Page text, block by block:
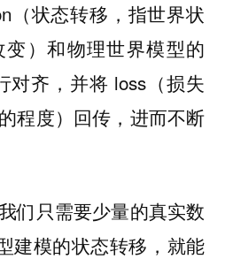
（状态转移，指世界状
）和物理世界模型的
对齐，并将 loss（损失
程度）回传，进而不断
们只需要少量的真实数
建模的状态转移，就能